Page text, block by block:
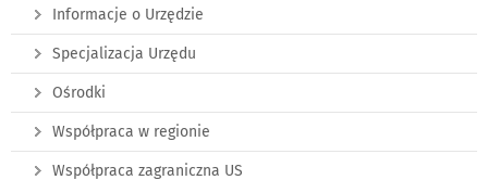
Informacje o Urzędzie
Specjalizacja Urzędu
Ośrodki
Współpraca w regionie
Współpraca zagraniczna US